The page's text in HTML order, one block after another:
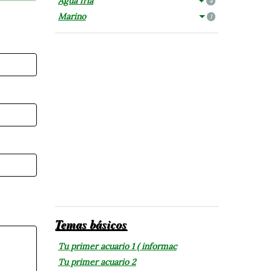
Marino 1
Temas básicos
Tu primer acuario 1 ( informac
Tu primer acuario 2